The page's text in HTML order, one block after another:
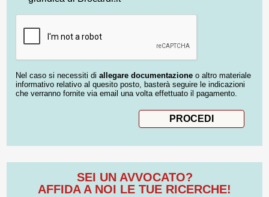
Nel caso si necessiti di allegare documentazione o altro materiale
informativo relativo al quesito posto, basterà seguire le indicazioni
che verranno fornite via email una volta effettuato il pagamento.
SEI UN AVVOCATO?
AFFIDA A NOI LE TUE RICERCHE!